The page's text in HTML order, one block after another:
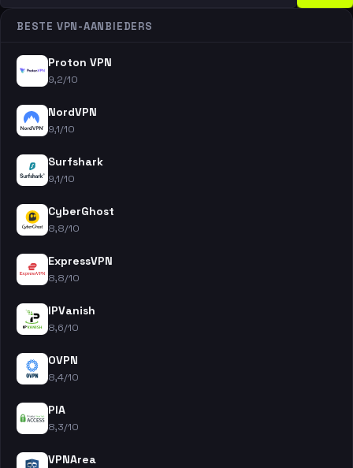
BESTE VPN-AANBIEDERS
Proton VPN
9,2/10
NordVPN
9,1/10
Surfshark
9,1/10
CyberGhost
8,8/10
ExpressVPN
8,8/10
IPVanish
8,6/10
OVPN
8,4/10
PIA
8,3/10
VPNArea